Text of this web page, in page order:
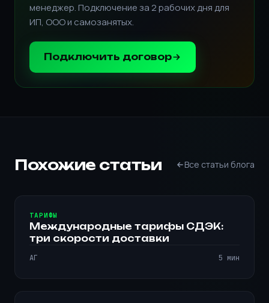
менеджер. Подключение за 2 рабочих дня для
ИП, ООО и самозанятых.
Подключить договор
Похожие статьи Все статьи блога
ТАРИФЫ
Международные тарифы СДЭК:
три скорости доставки
АГ 5 мин